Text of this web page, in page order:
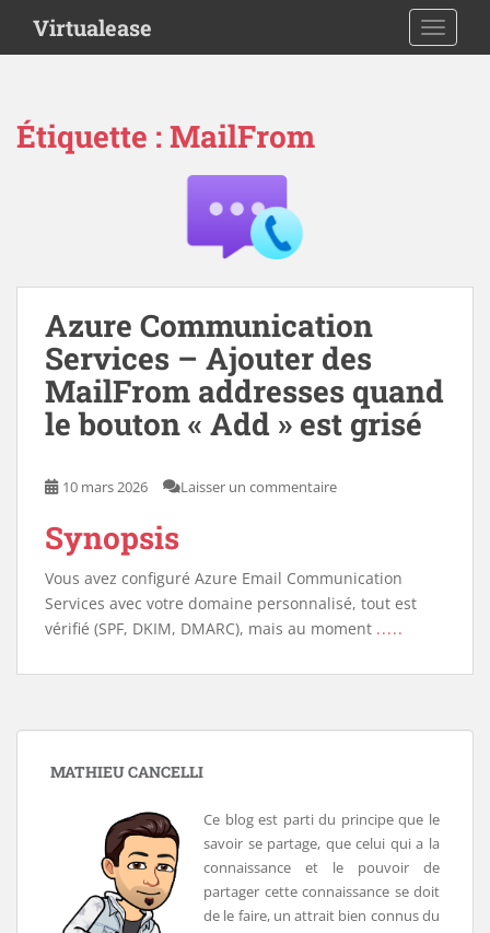
i
Virtualease
Étiquette :MailFrom
Azure Communication
Services – Ajouter des
MailFrom addresses quand
le bouton « Add » est grisé
10 mars 2026 Laisser un commentaire
Synopsis
Vous avez configuré Azure Email Communication
Services avec votre domaine personnalisé, tout est
vérifié (SPF, DKIM, DMARC), mais au moment .....
MATHIEU CANCELLI
Ce blog est parti du principe que le
savoir se partage, que celui qui a la
connaissance et le pouvoir de
partager cette connaissance se doit
de le faire, un attrait bien connus du